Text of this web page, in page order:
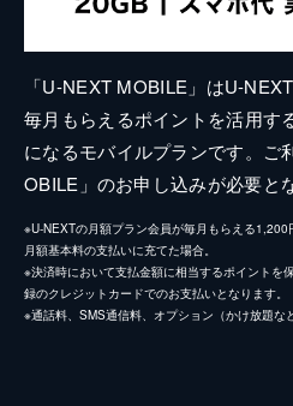
「U-NEXT MOBILE」はU-
毎月もらえるポイントを活用す
になるモバイルプランです。ご
OBILE」のお申し込みが必要と
※U-NEXTの月額プラン会員が毎月もらえる
月額基本料の支払いに充てた場合。
※決済時において支払金額に相当するポイントを
録のクレジットカードでのお支払いとなります。
※通話料、SMS通信料、オプション（かけ放題な